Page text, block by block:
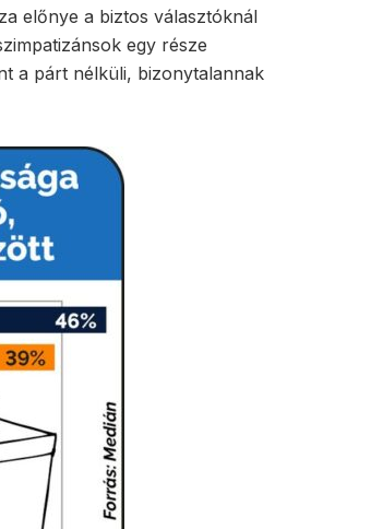
előnye a biztos választóknál
egy része
a párt nélküli, bizonytalannak